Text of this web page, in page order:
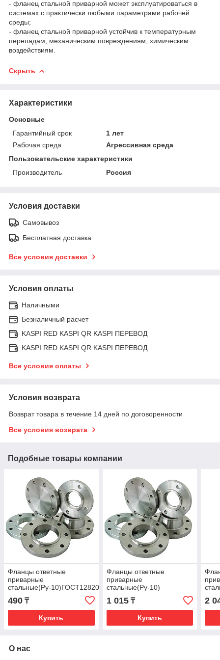
- фланец стальной приварной может эксплуатироваться в
системах с практически любыми параметрами рабочей
среды;
- фланец стальной приварной устойчив к температурным
перепадам, механическим повреждениям, химическим
воздействиям.
Скрыть
Характеристики
Основные
Гарантийный срок
1 лет
Рабочая среда
Агрессивная среда
Пользовательские характеристики
Производитель
Россия
Условия доставки
Самовывоз
Бесплатная доставка
Все условия доставки
Условия оплаты
Наличными
Безналичный расчет
KASPI RED KASPI QR KASPI ПЕРЕВОД
KASPI RED KASPI QR KASPI ПЕРЕВОД
Все условия оплаты
Условия возврата
Возврат товара в течение 14 дней по договоренности
Все условия возврата
Подобные товары компании
Фланцы ответные
приварные
стальные(Ру-10)ГОСТ12820-
80 Ду20
490 ₸
Купить
Фланцы ответные
приварные
стальные(Ру-10)
ГОСТ12820-80Ду32
1 015₸
Купить
2
О нас